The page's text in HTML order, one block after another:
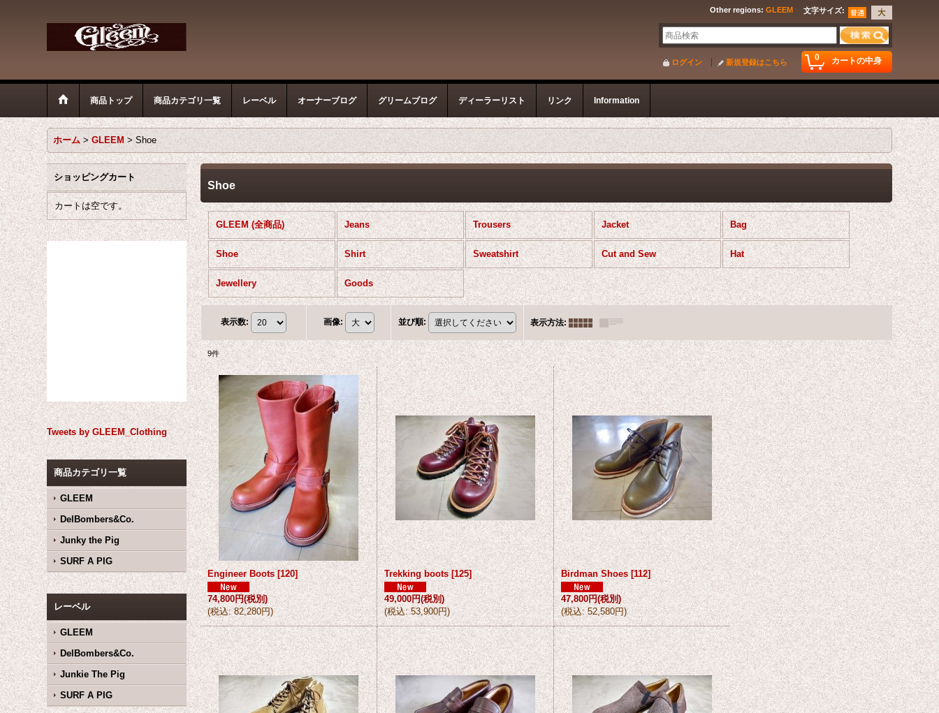
文字サイズ:
Other regions: GLEEM
0 カートの中身
ログイン 新規登録はこちら
商品トップ 商品カテゴリ一覧 レーベル オーナーブログ グリームブログ ディーラーリスト リンク Information
ホーム > GLEEM > Shoe
ショッピングカート
カートは空です。
Tweets by GLEEM_Clothing
商品カテゴリ一覧
GLEEM
DelBombers&Co.
Junky the Pig
SURF A PIG
レーベル
GLEEM
DelBombers&Co.
Junkie The Pig
SURF A PIG
Shoe
GLEEM (全商品) Jeans Trousers Jacket Bag
Shoe Shirt Sweatshirt Cut and Sew Hat
Jewellery Goods
表示数: 画像: 並び順: 表示方法:
9件
Engineer Boots [120]
74,800円(税別)
(税込: 82,280円)
Trekking boots [125]
49,000円(税別)
(税込: 53,900円)
Birdman Shoes [112]
47,800円(税別)
(税込: 52,580円)